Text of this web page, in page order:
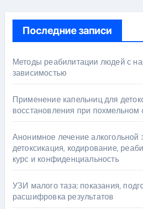
Последние записи
Методы реабилитации людей с
зависимостью
Применение капельниц для
восстановления при похмельном
Анонимное лечение алкогольной
детоксикация, кодирование,
курс и конфиденциальность
УЗИ малого таза: показания,
расшифровка результатов